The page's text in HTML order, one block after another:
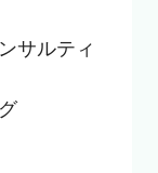
サルティ